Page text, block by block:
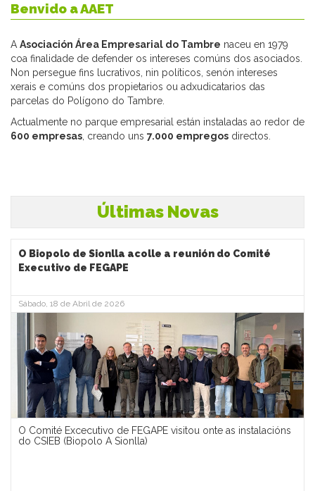
Benvido a AAET
A Asociación Área Empresarial do Tambre naceu en 1979
coa finalidade de defender os intereses comúns dos asociados.
Non persegue fins lucrativos, nin políticos, senón intereses
xerais e comúns dos propietarios ou adxudicatarios das
parcelas do Polígono do Tambre.
Actualmente no parque empresarial están instaladas ao redor de
600 empresas , creando uns 7.000 empregos directos.
Últimas Novas
O Biopolo de Sionlla acolle a reunión do Comité
Executivo de FEGAPE
Sábado, 18 de Abril de 2026
O Comité Excecutivo de FEGAPE visitou onte as instalacións
do CSIEB (Biopolo A Sionlla)